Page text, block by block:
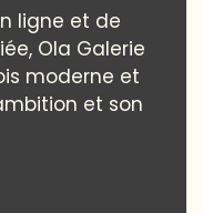
ligne et de
Ola Galerie
moderne et
et son